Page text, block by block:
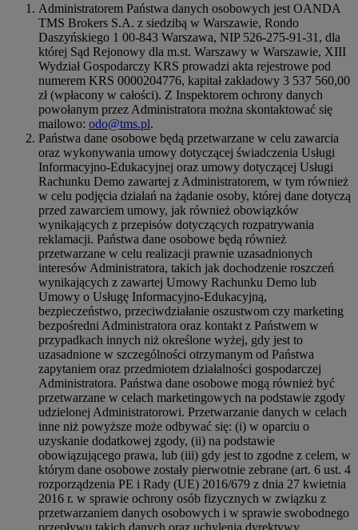
Administratorem Państwa danych osobowych jest OANDA
TMS Brokers S.A. z siedzibą w Warszawie, Rondo
Daszyńskiego 1 00-843 Warszawa, NIP 526-275-91-31, dla
której Sąd Rejonowy dla m.st. Warszawy w Warszawie, XIII
Wydział Gospodarczy KRS prowadzi akta rejestrowe pod
numerem KRS 0000204776, kapitał zakładowy 3 537 560,00
zł (wpłacony w całości). Z Inspektorem ochrony danych
powołanym przez Administratora można skontaktować się
mailowo: odo@tms.pl.
Państwa dane osobowe będą przetwarzane w celu zawarcia
oraz wykonywania umowy dotyczącej świadczenia Usługi
Informacyjno-Edukacyjnej oraz umowy dotyczącej Usługi
Rachunku Demo zawartej z Administratorem, w tym również
w celu podjęcia działań na żądanie osoby, której dane dotyczą
przed zawarciem umowy, jak również obowiązków
wynikających z przepisów dotyczących rozpatrywania
reklamacji. Państwa dane osobowe będą również
przetwarzane w celu realizacji prawnie uzasadnionych
interesów Administratora, takich jak dochodzenie roszczeń
wynikających z zawartej Umowy Rachunku Demo lub
Umowy o Usługę Informacyjno-Edukacyjną,
bezpieczeństwo, przeciwdziałanie oszustwom czy marketing
bezpośredni Administratora oraz kontakt z Państwem w
przypadkach innych niż określone wyżej, gdy jest to
uzasadnione w szczególności otrzymanym od Państwa
zapytaniem oraz przedmiotem działalności gospodarczej
Administratora. Państwa dane osobowe mogą również być
przetwarzane w celach marketingowych na podstawie zgody
udzielonej Administratorowi. Przetwarzanie danych w celach
inne niż powyższe może odbywać się: (i) w oparciu o
uzyskanie dodatkowej zgody, (ii) na podstawie
obowiązującego prawa, lub (iii) gdy jest to zgodne z celem, w
którym dane osobowe zostały pierwotnie zebrane (art. 6 ust. 4
rozporządzenia PE i Rady (UE) 2016/679 z dnia 27 kwietnia
2016 r. w sprawie ochrony osób fizycznych w związku z
przetwarzaniem danych osobowych i w sprawie swobodnego
przepływu takich danych oraz uchylenia dyrektywy